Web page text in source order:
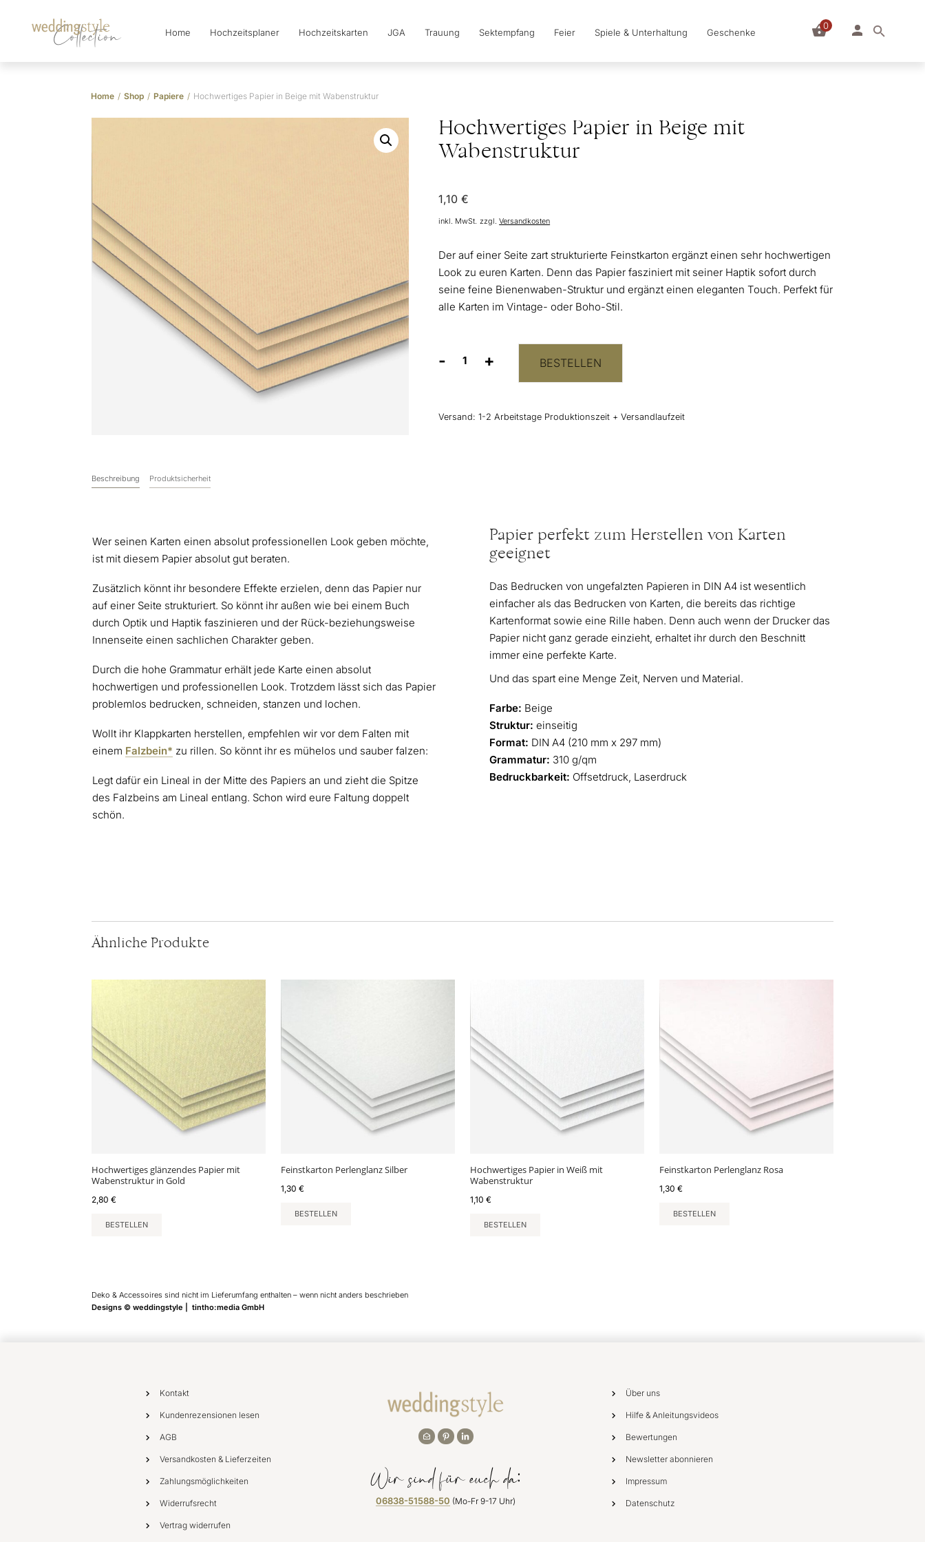
Collection Home Hochzeitsplaner Hochzeitskarten JGA Trauung Sektempfang Feier Spiele & Unterhaltung Geschenke
0
Home / Shop / Papiere / Hochwertiges Papier in Beige mit Wabenstruktur
Hochwertiges Papier in Beige mit
Wabenstruktur
1,10€
inkl. MwSt. zzgl.Versandkosten
Der auf einer Seite zart strukturierte Feinstkarton ergänzt einen sehr hochwertigen
Look zu euren Karten. Denn das Papier fasziniert mit seiner Haptik sofort durch
seine feine Bienenwaben-Struktur und ergänzt einen eleganten Touch. Perfekt für
alle Karten im Vintage- oder Boho-Stil.
-
Hochwertiges
Beige
+ BESTELLEN
Versand:1-2 Arbeitstage Produktionszeit + Versandlaufzeit
Beschreibung Produktsicherheit
Wer seinen Karten einen absolut professionellen Look geben möchte,
ist mit diesem Papier absolut gut beraten.
Zusätzlich könnt ihr besondere Effekte erzielen, denn das Papier nur
auf einer Seite strukturiert. So könnt ihr außen wie bei einem Buch
durch Optik und Haptik faszinieren und der Rück-beziehungsweise
Innenseite einen sachlichen Charakter geben.
Durch die hohe Grammatur erhält jede Karte einen absolut
hochwertigen und professionellen Look. Trotzdem lässt sich das Papier
problemlos bedrucken, schneiden, stanzen und lochen.
Wollt ihr Klappkarten herstellen, empfehlen wir vor dem Falten mit
einem Falzbein* zu rillen. So könnt ihr es mühelos und sauber falzen:
Legt dafür ein Lineal in der Mitte des Papiers an und zieht die Spitze
des Falzbeins am Lineal entlang. Schon wird eure Faltung doppelt
schön.
Papier perfekt zum Herstellen von Karten
geeignet
Das Bedrucken von ungefalzten Papieren in DIN A4 ist wesentlich
einfacher als das Bedrucken von Karten, die bereits das richtige
Kartenformat sowie eine Rille haben. Denn auch wenn der Drucker das
Papier nicht ganz gerade einzieht, erhaltet ihr durch den Beschnitt
immer eine perfekte Karte.
Und das spart eine Menge Zeit, Nerven und Material.
Farbe: Beige
Struktur: einseitig
Format: DIN A4 (210 mm x 297 mm)
Grammatur: 310 g/qm
Bedruckbarkeit: Offsetdruck, Laserdruck
Ähnliche Produkte
Hochwertiges glänzendes Papier mit
Wabenstruktur in Gold
2,80 €
BESTELLEN
Feinstkarton Perlenglanz Silber
1,30 €
BESTELLEN
Hochwertiges Papier in Weiß mit
Wabenstruktur
1,10 €
BESTELLEN
Feinstkarton Perlenglanz Rosa
1,30 €
BESTELLEN
Deko & Accessoires sind nicht im Lieferumfang enthalten – wenn nicht anders beschrieben
Designs © weddingstyle | tintho:media GmbH
Kontakt
Kundenrezensionen lesen
AGB
Versandkosten & Lieferzeiten
Zahlungsmöglichkeiten
Widerrufsrecht
Vertrag widerrufen
Wir sind für euch da:
06838-51588-50 (Mo-Fr 9-17 Uhr)
Über uns
Hilfe & Anleitungsvideos
Bewertungen
Newsletter abonnieren
Impressum
Datenschutz